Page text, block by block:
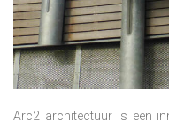
Arc2 architectuur is een